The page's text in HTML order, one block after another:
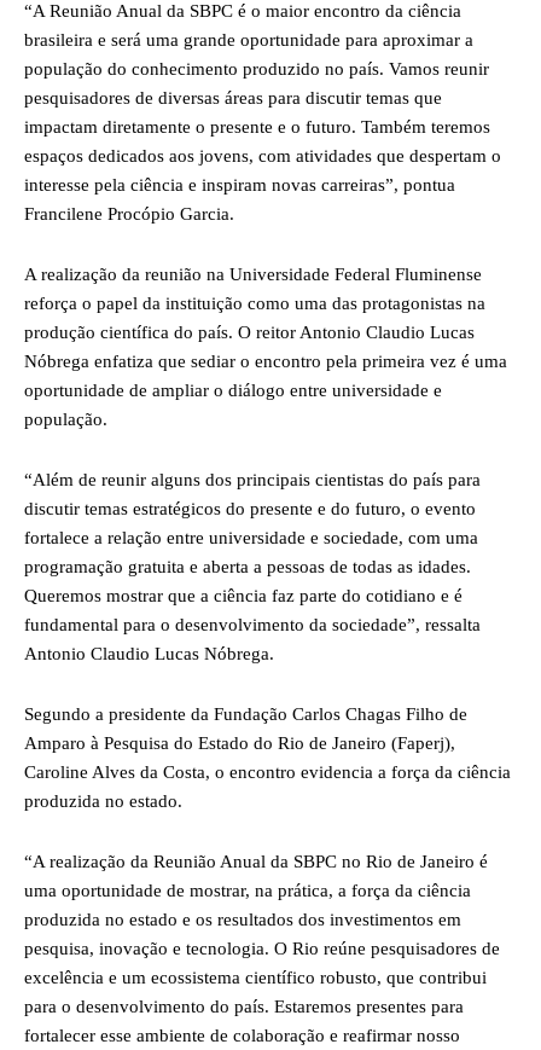
“A Reunião Anual da SBPC é o maior encontro da ciência
brasileira e será uma grande oportunidade para aproximar a
população do conhecimento produzido no país. Vamos reunir
pesquisadores de diversas áreas para discutir temas que
impactam diretamente o presente e o futuro. Também teremos
espaços dedicados aos jovens, com atividades que despertam o
interesse pela ciência e inspiram novas carreiras”, pontua
Francilene Procópio Garcia.
A realização da reunião na Universidade Federal Fluminense
reforça o papel da instituição como uma das protagonistas na
produção científica do país. O reitor Antonio Claudio Lucas
Nóbrega enfatiza que sediar o encontro pela primeira vez é uma
oportunidade de ampliar o diálogo entre universidade e
população.
“Além de reunir alguns dos principais cientistas do país para
discutir temas estratégicos do presente e do futuro, o evento
fortalece a relação entre universidade e sociedade, com uma
programação gratuita e aberta a pessoas de todas as idades.
Queremos mostrar que a ciência faz parte do cotidiano e é
fundamental para o desenvolvimento da sociedade”, ressalta
Antonio Claudio Lucas Nóbrega.
Segundo a presidente da Fundação Carlos Chagas Filho de
Amparo à Pesquisa do Estado do Rio de Janeiro (Faperj),
Caroline Alves da Costa, o encontro evidencia a força da ciência
produzida no estado.
“A realização da Reunião Anual da SBPC no Rio de Janeiro é
uma oportunidade de mostrar, na prática, a força da ciência
produzida no estado e os resultados dos investimentos em
pesquisa, inovação e tecnologia. O Rio reúne pesquisadores de
excelência e um ecossistema científico robusto, que contribui
para o desenvolvimento do país. Estaremos presentes para
fortalecer esse ambiente de colaboração e reafirmar nosso